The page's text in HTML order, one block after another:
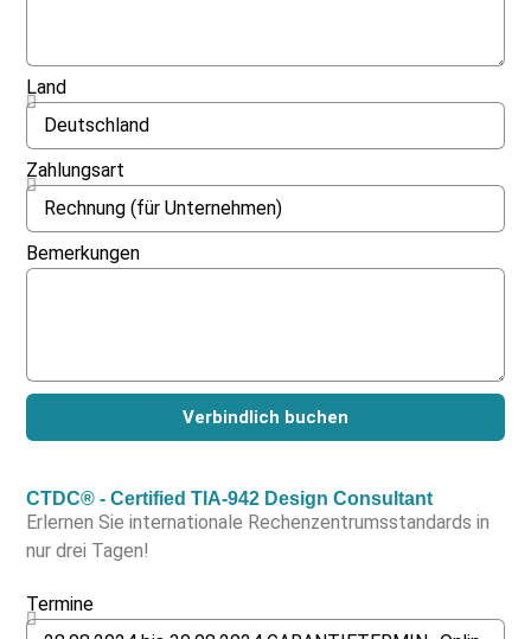
Land
Zahlungsart
Bemerkungen
Verbindlich buchen
CTDC® - Certified TIA-942 Design Consultant
Erlernen Sie internationale Rechenzentrumsstandards in
nur drei Tagen!
Termine